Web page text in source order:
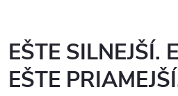
EŠTE SILNEJŠÍ.
EŠTE